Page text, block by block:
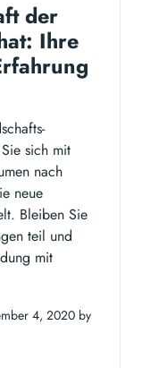
der
Ihre
sich mit
nach
neue
Bleiben Sie
teil und
mit
4, 2020 by